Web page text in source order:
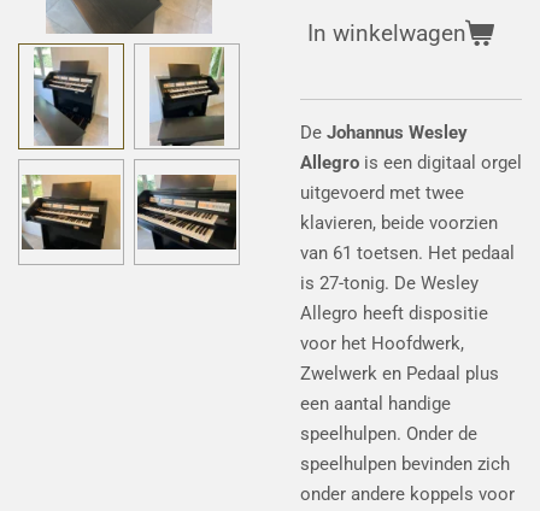
In winkelwagen
De Johannus Wesley
Allegro is een digitaal orgel
uitgevoerd met twee
klavieren, beide voorzien
van 61 toetsen. Het pedaal
is 27-tonig. De Wesley
Allegro heeft dispositie
voor het Hoofdwerk,
Zwelwerk en Pedaal plus
een aantal handige
speelhulpen. Onder de
speelhulpen bevinden zich
onder andere koppels voor